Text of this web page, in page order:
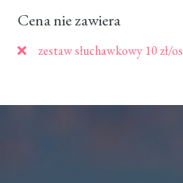
Cena nie zawiera
zestaw słuchawkowy 10 zł/os